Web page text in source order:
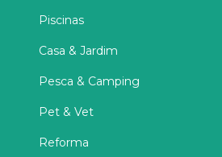
Piscinas
Casa & Jardim
Pesca & Camping
Pet & Vet
Reforma